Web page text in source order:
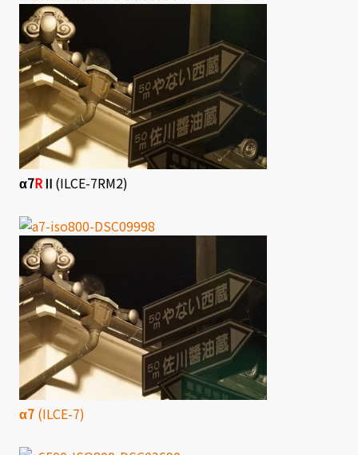
α7RⅡ (ILCE-7RM2)
α7 (ILCE-7)